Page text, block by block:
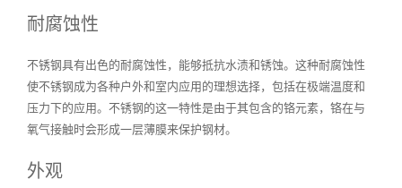
耐腐蚀性
不锈钢具有出色的耐腐蚀性，能够抵抗水渍和锈蚀。这种耐腐蚀性
使不锈钢成为各种户外和室内应用的理想选择，包括在极端温度和
压力下的应用。不锈钢的这一特性是由于其包含的铬元素，铬在与
氧气接触时会形成一层薄膜来保护钢材。
外观